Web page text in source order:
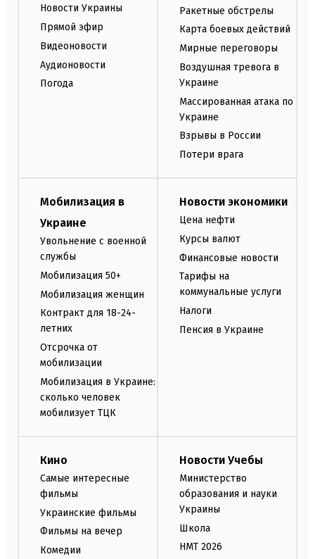
Новости Украины
Прямой эфир
Видеоновости
Аудионовости
Погода
Ракетные обстрелы
Карта боевых действий
Мирные переговоры
Воздушная тревога в
Украине
Массированная атака по
Украине
Взрывы в России
Потери врага
Мобилизация в
Украине
Увольнение с военной
службы
Мобилизация 50+
Мобилизация женщин
Контракт для 18-24-
летних
Отсрочка от
мобилизации
Мобилизация в Украине:
сколько человек
мобилизует ТЦК
Новости экономики
Цена нефти
Курсы валют
Финансовые новости
Тарифы на
коммунальные услуги
Налоги
Пенсия в Украине
Кино
Самые интересные
фильмы
Украинские фильмы
Фильмы на вечер
Комедии
Новости Учебы
Министерство
образования и науки
Украины
Школа
НМТ 2026